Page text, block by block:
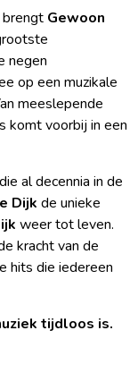
brengt Gewoon
negen
op een muzikale
meeslepende
komt voorbij in een
al decennia in de
Dijk de unieke
weer tot leven.
kracht van de
hits die iedereen
tijdloos is.